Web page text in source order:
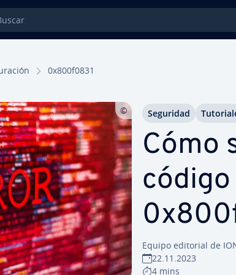
0x800f0831
Cómo
Equipo editorial de
22.11.2023
4 mins
Seguridad